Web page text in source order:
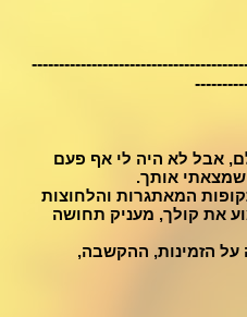
אבל לא היה לי אף פעם
שמצאתי אותך.
המאתגרות והלחוצות
את קולך, מעניק תחושה
על הזמינות, ההקשבה,